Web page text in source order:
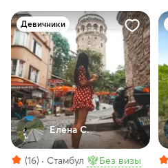
Девичники
Елена С.
(16) Стамбул Без визы